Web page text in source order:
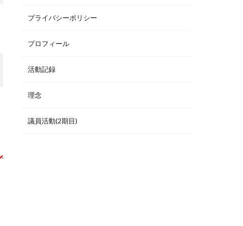
プライバシーポリシー
プロフィール
活動記録
理念
議員活動(2期目)